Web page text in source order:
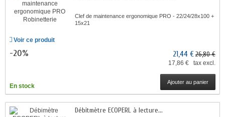
Clef de maintenance ergonomique PRO - 22/24/28x100 +
15x21
Voir ce produit
-20% 21,44 €26,80 €
17,86 € tax excl.
En stock
Ajouter au panier
Débitmètre ECOPERL à lecture...